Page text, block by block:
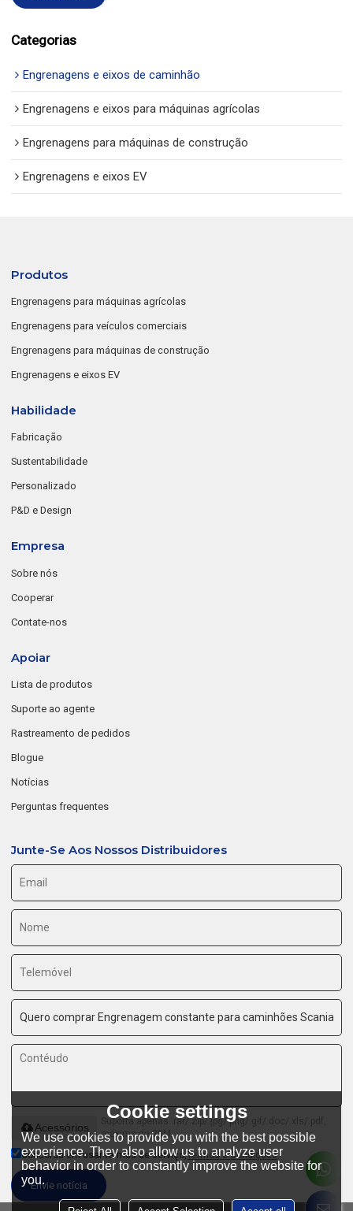
Categorias
Engrenagens e eixos de caminhão
Engrenagens e eixos para máquinas agrícolas
Engrenagens para máquinas de construção
Engrenagens e eixos EV
Produtos
Engrenagens para máquinas agrícolas
Engrenagens para veículos comerciais
Engrenagens para máquinas de construção
Engrenagens e eixos EV
Habilidade
Fabricação
Sustentabilidade
Personalizado
P&D e Design
Empresa
Sobre nós
Cooperar
Contate-nos
Apoiar
Lista de produtos
Suporte ao agente
Rastreamento de pedidos
Blogue
Notícias
Perguntas frequentes
Junte-Se Aos Nossos Distribuidores
Suporta apenas .rar/.zip/.jpg/.png/.gif/.doc/.xls/.pdf,
máximo de 20M
Acessórios
Concorda em usar termos de serviço,Termos e Condições
Envie notícia
Cookie settings
We use cookies to provide you with the best possible
experience. They also allow us to analyze user
behavior in order to constantly improve the website for
you.